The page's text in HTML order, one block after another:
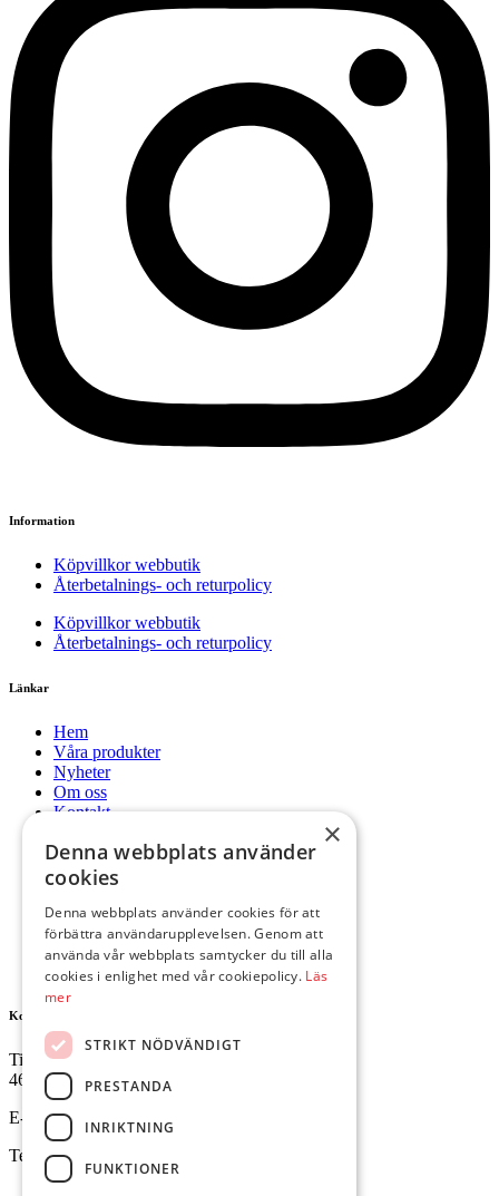
Information
Köpvillkor webbutik
Återbetalnings- och returpolicy
Köpvillkor webbutik
Återbetalnings- och returpolicy
Länkar
Hem
Våra produkter
Nyheter
Om oss
Kontakt
Hem
Våra produkter
Nyheter
Om oss
Kontakt
Mitt konto
Kontakta oss
Tingvallavägen 34
461 32 Trollhättan
E-mail:butik@ejesgolv.se
Telefon:0520-795 00
×
Denna webbplats använder
cookies
Denna webbplats använder cookies för att
förbättra användarupplevelsen. Genom att
använda vår webbplats samtycker du till alla
cookies i enlighet med vår cookiepolicy. Läs
mer
STRIKT NÖDVÄNDIGT
PRESTANDA
INRIKTNING
FUNKTIONER